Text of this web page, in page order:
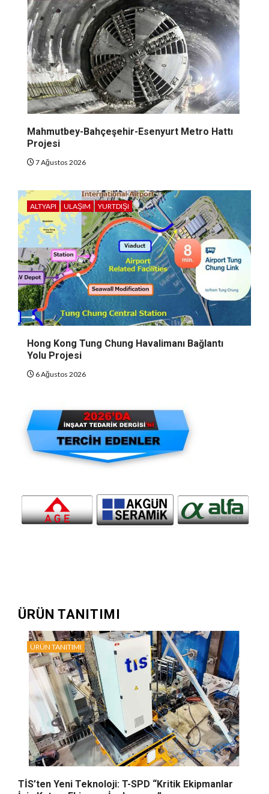
Mahmutbey-Bahçeşehir-Esenyurt Metro Hattı
Projesi
7 Ağustos 2026
ALTYAPI ULAŞIM YURTDIŞI
Hong Kong Tung Chung Havalimanı Bağlantı
Yolu Projesi
6 Ağustos 2026
ÜRÜN TANITIMI
ÜRÜN TANITIMI
TİS’ten Yeni Teknoloji: T-SPD “Kritik Ekipmanlar